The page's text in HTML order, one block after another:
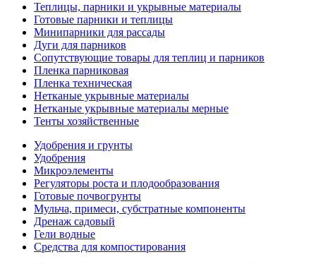
Теплицы, парники и укрывные материалы
Готовые парники и теплицы
Минипарники для рассады
Дуги для парников
Сопутствующие товары для теплиц и парников
Пленка парниковая
Пленка техническая
Нетканые укрывные материалы
Нетканые укрывные материалы мерные
Тенты хозяйственные
Удобрения и грунты
Удобрения
Микроэлементы
Регуляторы роста и плодообразования
Готовые почвогрунты
Мульча, примеси, субстратные компоненты
Дренаж садовый
Гели водные
Средства для компостирования